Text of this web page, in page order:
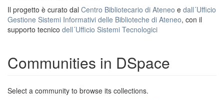
Il progetto è curato dal Centro Bibliotecario di Ateneo e dall´Ufficio
Gestione Sistemi Informativi delle Biblioteche di Ateneo, con il
supporto tecnico dell´Ufficio Sistemi Tecnologici
Communities in DSpace
Select a community to browse its collections.